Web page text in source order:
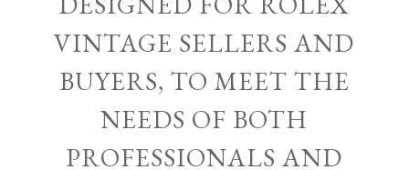
VINTAGE SELLERS AND
BUYERS, TO MEET THE
NEEDS OF BOTH
PROFESSIONALS AND